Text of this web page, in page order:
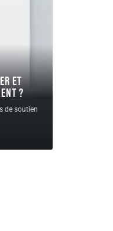
et
?
de soutien